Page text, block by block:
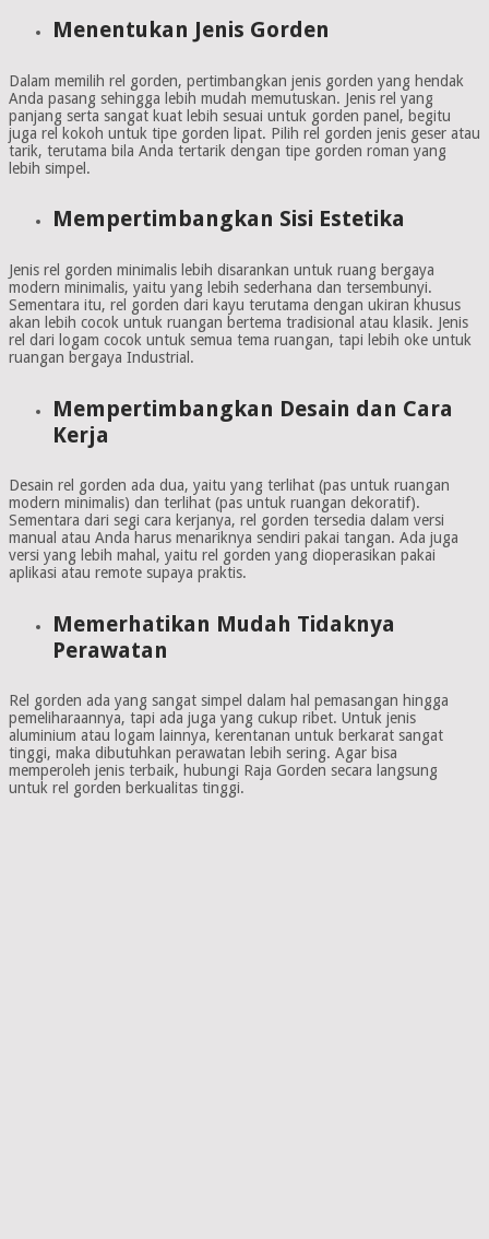
Menentukan Jenis Gorden
Dalam memilih rel gorden, pertimbangkan jenis gorden yang hendak
Anda pasang sehingga lebih mudah memutuskan. Jenis rel yang
panjang serta sangat kuat lebih sesuai untuk gorden panel, begitu
juga rel kokoh untuk tipe gorden lipat. Pilih rel gorden jenis geser atau
tarik, terutama bila Anda tertarik dengan tipe gorden roman yang
lebih simpel.
Mempertimbangkan Sisi Estetika
Jenis rel gorden minimalis lebih disarankan untuk ruang bergaya
modern minimalis, yaitu yang lebih sederhana dan tersembunyi.
Sementara itu, rel gorden dari kayu terutama dengan ukiran khusus
akan lebih cocok untuk ruangan bertema tradisional atau klasik. Jenis
rel dari logam cocok untuk semua tema ruangan, tapi lebih oke untuk
ruangan bergaya Industrial.
Mempertimbangkan Desain dan Cara
Kerja
Desain rel gorden ada dua, yaitu yang terlihat (pas untuk ruangan
modern minimalis) dan terlihat (pas untuk ruangan dekoratif).
Sementara dari segi cara kerjanya, rel gorden tersedia dalam versi
manual atau Anda harus menariknya sendiri pakai tangan. Ada juga
versi yang lebih mahal, yaitu rel gorden yang dioperasikan pakai
aplikasi atau remote supaya praktis.
Memerhatikan Mudah Tidaknya
Perawatan
Rel gorden ada yang sangat simpel dalam hal pemasangan hingga
pemeliharaannya, tapi ada juga yang cukup ribet. Untuk jenis
aluminium atau logam lainnya, kerentanan untuk berkarat sangat
tinggi, maka dibutuhkan perawatan lebih sering. Agar bisa
memperoleh jenis terbaik, hubungi Raja Gorden secara langsung
untuk rel gorden berkualitas tinggi.